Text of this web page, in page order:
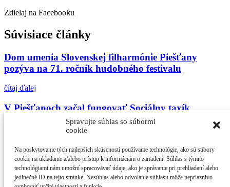
Spravujte súhlas so súbormi
cookie
Na poskytovanie tých najlepších skúseností používame technológie, ako sú súbory
cookie na ukladanie a/alebo prístup k informáciám o zariadení. Súhlas s týmito
technológiami nám umožní spracovávať údaje, ako je správanie pri prehliadaní alebo
jedinečné ID na tejto stránke. Nesúhlas alebo odvolanie súhlasu môže nepriaznivo
Zdielaj na Facebooku
Súvisiace články
Dom umenia Slovenskej filharmónie Piešťany
pozýva na 71. ročník hudobného festivalu
čítaj ďalej
V Piešťanoch začal fungovať Sociálny taxík
Pamiatku Jána a Martiny si uctia ľudia aj v
Piešťanoch
čítaj ďalej